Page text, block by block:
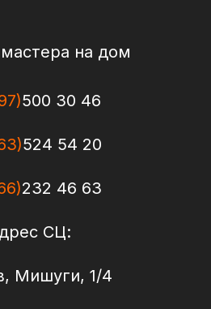
на дом
500 30 46
524 54 20
232 46 63
СЦ:
Мишуги, 1/4